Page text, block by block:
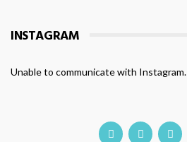
INSTAGRAM
Unable to communicate with Instagram.